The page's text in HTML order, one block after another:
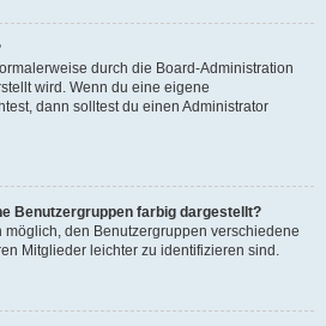
durch die Board-Administration
wird. Wenn du eine eigene
dann solltest du einen Administrator
Benutzergruppen farbig dargestellt?
möglich, den Benutzergruppen verschiedene
Mitglieder leichter zu identifizieren sind.